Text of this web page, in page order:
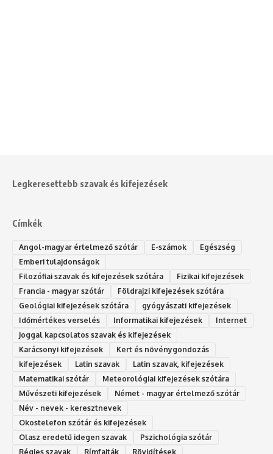
Legkeresettebb szavak és kifejezések
Címkék
Angol-magyar értelmező szótár E-számok
Egészség
Emberi tulajdonságok
Filozófiai szavak és kifejezések szótára
Fizikai kifejezések
Francia - magyar szótár
Földrajzi kifejezések szótára
Geológiai kifejezések szótára
gyógyászati kifejezések
Időmértékes verselés
Informatikai kifejezések
Internet
Joggal kapcsolatos szavak és kifejezések
Karácsonyi kifejezések
Kert és növénygondozás
kifejezések
Latin szavak
Latin szavak, kifejezések
Matematikai szótár
Meteorológiai kifejezések szótára
Művészeti kifejezések
Német - magyar értelmező szótár
Név - nevek - keresztnevek
Okostelefon szótár és kifejezések
Olasz eredetű idegen szavak
Ps‮gólohciz‬ia s‮átóz‬r
Régies szavak
Rímfajták Rövidítések